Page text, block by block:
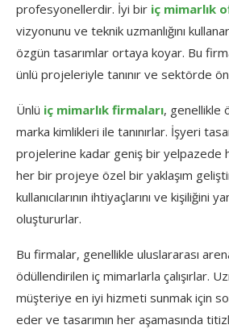
profesyonellerdir. İyi bir iç mimarlık
vizyonunu ve teknik uzmanlığını
özgün tasarımlar ortaya koyar. Bu
ünlü projeleriyle tanınır ve sektörde
Ünlü iç mimarlık firmaları, genellikle
marka kimlikleri ile tanınırlar. İşyeri
projelerine kadar geniş bir yelpazede
her bir projeye özel bir yaklaşım
kullanıcılarının ihtiyaçlarını ve kişiliğini
oluştururlar.
Bu firmalar, genellikle uluslararası
ödüllendirilen iç mimarlarla çalışırlar.
müşteriye en iyi hizmeti sunmak için
eder ve tasarımın her aşamasında